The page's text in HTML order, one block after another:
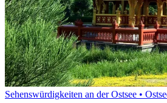
Sehenswürdigkeiten an der Ostsee •